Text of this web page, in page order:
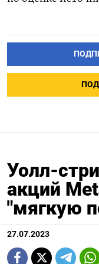
Уолл-
акций
"мягкую
27.07.2023